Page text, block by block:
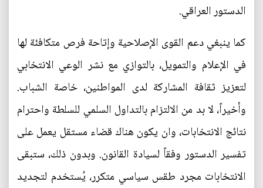
الدستور العراقي.
كما ينبغي دعم القوى الإصلاحية وإتاحة فرص متكافئة لها
في الإعلام والتمويل، بالتوازي مع نشر الوعي الانتخابي
لتعزيز ثقافة المشاركة لدى المواطنين، خاصة الشباب.
وأخيراً، لا بد من الالتزام بالتداول السلمي للسلطة واحترام
نتائج الانتخابات، وان يكون هناك قضاء مستقل يعمل على
تفسير الدستور وفقاً لسيادة القانون. وبدون ذلك، ستبقى
الانتخابات مجرد طقس سياسي متكرر، يُستخدم لتجديد